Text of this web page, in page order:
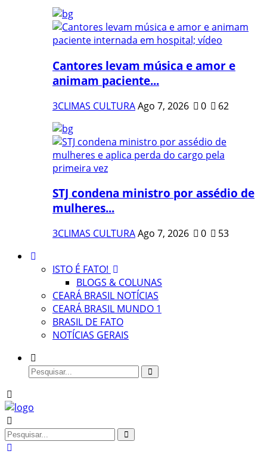
Cantores levam música e amor e
animam paciente...
3CLIMAS CULTURAAgo 7, 2026 0 62
STJ condena ministro por assédio de
mulheres...
3CLIMAS CULTURAAgo 7, 2026 0 53
ISTO É FATO!
BLOGS & COLUNAS
CEARÁ BRASIL NOTÍCIAS
CEARÁ BRASIL MUNDO 1
BRASIL DE FATO
NOTÍCIAS GERAIS